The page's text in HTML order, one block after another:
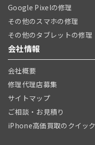
Google Pixelの修理
その他のスマホの修理
その他のタブレットの修理
会社情報
会社概要
修理代理店募集
サイトマップ
ご相談・お見積り
iPhone高価買取のクイック